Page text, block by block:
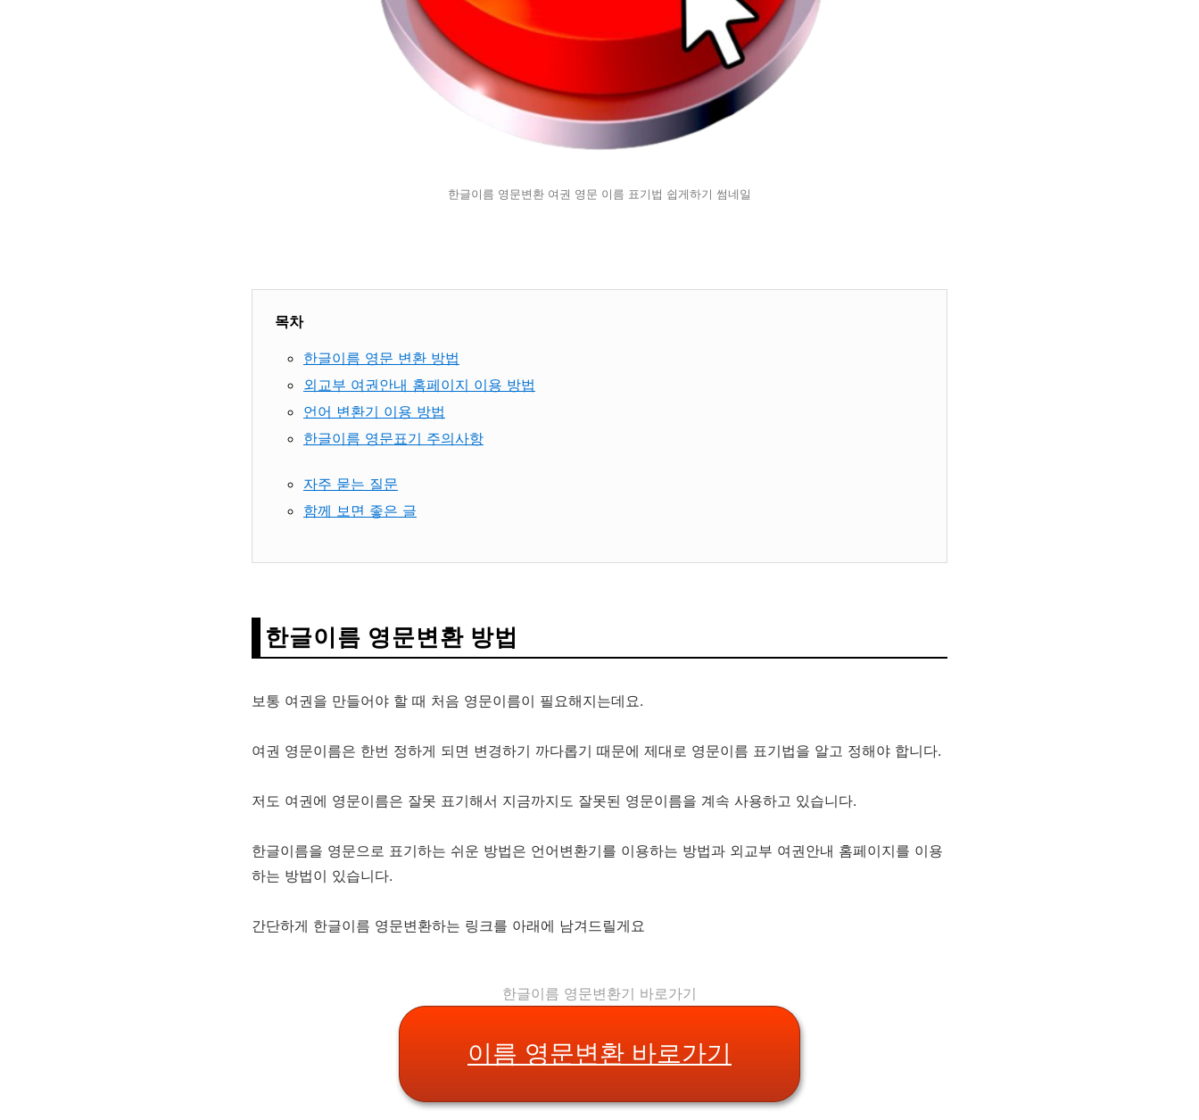
한글이름 영문변환 여권 영문 이름 표기법 쉽게하기 썸네일
목차
한글이름 영문 변환 방법
외교부 여권안내 홈페이지 이용 방법
언어 변환기 이용 방법
한글이름 영문표기 주의사항
자주 묻는 질문
함께 보면 좋은 글
한글이름 영문변환 방법
보통 여권을 만들어야 할 때 처음 영문이름이 필요해지는데요.
여권 영문이름은 한번 정하게 되면 변경하기 까다롭기 때문에 제대로 영문이름 표기법을 알고 정해야 합니다.
저도 여권에 영문이름은 잘못 표기해서 지금까지도 잘못된 영문이름을 계속 사용하고 있습니다.
한글이름을 영문으로 표기하는 쉬운 방법은 언어변환기를 이용하는 방법과 외교부 여권안내 홈페이지를 이용
하는 방법이 있습니다.
간단하게 한글이름 영문변환하는 링크를 아래에 남겨드릴게요
한글이름 영문변환기 바로가기
이름 영문변환 바로가기